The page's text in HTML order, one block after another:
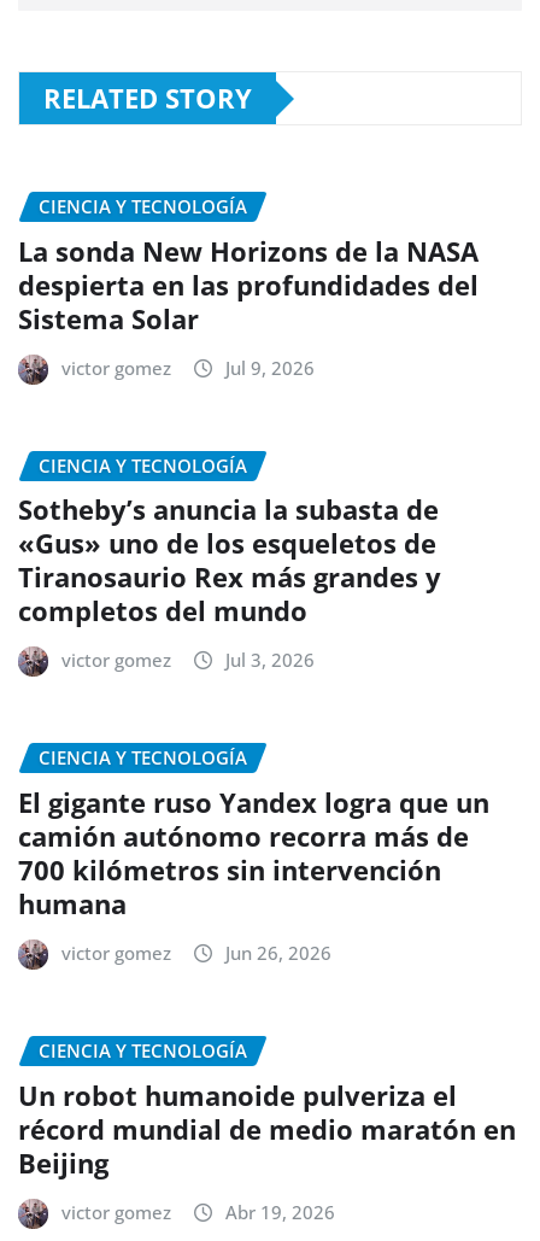
RELATED STORY
CIENCIA Y TECNOLOGÍA
La sonda New Horizons de la NASA
despierta en las profundidades del
Sistema Solar
victor gomez Jul 9, 2026
CIENCIA Y TECNOLOGÍA
Sotheby’s anuncia la subasta de
«Gus» uno de los esqueletos de
Tiranosaurio Rex más grandes y
completos del mundo
victor gomez Jul 3, 2026
CIENCIA Y TECNOLOGÍA
El gigante ruso Yandex logra que un
camión autónomo recorra más de
700 kilómetros sin intervención
humana
victor gomez Jun 26, 2026
CIENCIA Y TECNOLOGÍA
Un robot humanoide pulveriza el
récord mundial de medio maratón en
Beijing
victor gomez Abr 19, 2026